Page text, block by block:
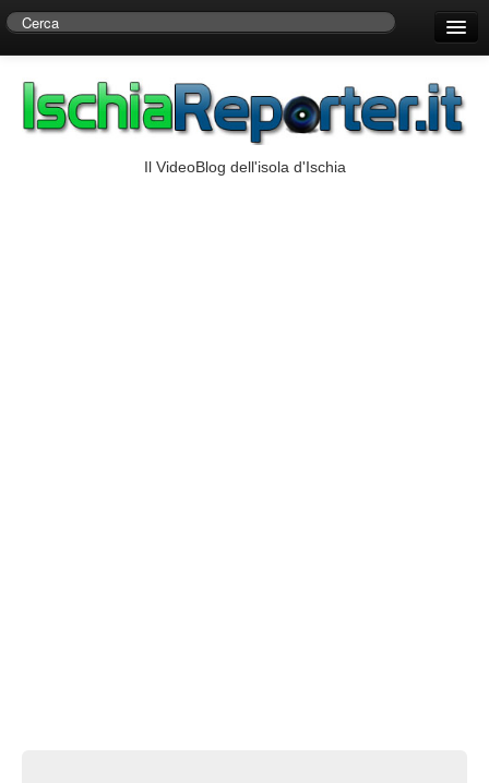
Centro di Ricerche Storiche D’Ambra
Il VideoBlog dell'isola d'Ischia